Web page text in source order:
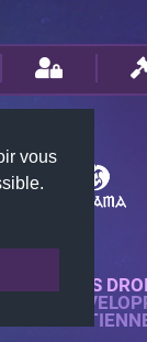
vous
TOUS